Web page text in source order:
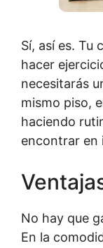
Sí, así es. Tu
hacer
necesitarás
mismo piso,
haciendo
encontrar en
No hay que
En la